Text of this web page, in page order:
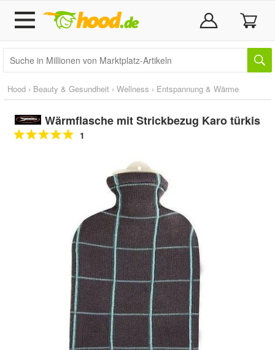
Hood › Beauty & Gesundheit › Wellness › Entspannung & Wärme
Wärmflasche mit Strickbezug Karo türkis
1